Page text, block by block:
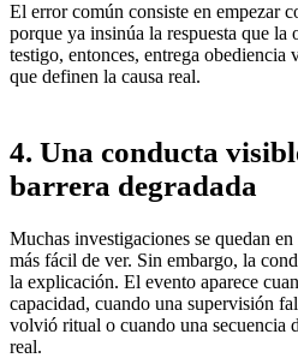
El error común consiste en empezar
porque ya insinúa la respuesta que
testigo, entonces, entrega obediencia
que definen la causa real.
4. Una conducta
barrera degradada
Muchas investigaciones se quedan
más fácil de ver. Sin embargo, la
la explicación. El evento aparece
capacidad, cuando una supervisión
volvió ritual o cuando una secuencia
real.